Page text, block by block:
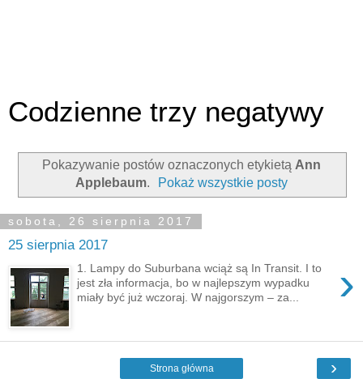
Codzienne trzy negatywy
Pokazywanie postów oznaczonych etykietą Ann
Applebaum. Pokaż wszystkie posty
sobota, 26 sierpnia 2017
25 sierpnia 2017
›
1. Lampy do Suburbana wciąż są In Transit. I to
jest zła informacja, bo w najlepszym wypadku
miały być już wczoraj. W najgorszym – za...
›
Strona główna